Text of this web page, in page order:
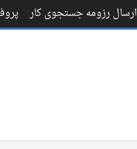
ارسال رزومه جستجوی کار